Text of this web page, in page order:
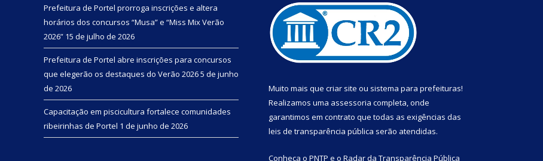
Prefeitura de Portel prorroga inscrições e altera
horários dos concursos “Musa” e “Miss Mix Verão
2026” 15 de julho de 2026
Prefeitura de Portel abre inscrições para concursos
que elegerão os destaques do Verão 20265 de junho
de 2026
Capacitação em piscicultura fortalece comunidades
ribeirinhas de Portel 1 de junho de 2026
Muito mais que criar site ou sistema para prefeituras!
Realizamos uma assessoria completa, onde
garantimos em contrato que todas as exigências das
leis de transparência pública serão atendidas.
Conheça o PNTP e o Radar da Transparência Pública